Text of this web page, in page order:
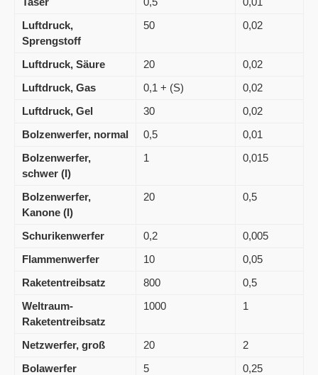
Luftdruck,
Sprengstoff
50 0,02
Luftdruck, Säure 20
0,02
Luftdruck, Gas
0,1 + (S)
0,02
Luftdruck, Gel
30
0,02
Bolzenwerfer, normal
0,5
0,01
Bolzenwerfer,
schwer (I)
1 0,015
Bolzenwerfer,
Kanone (I)
20 0,5
Schurikenwerfer 0,2
0,005
Flammenwerfer
10
0,05
Raketentreibsatz
800
0,5
Weltraum-
Raketentreibsatz
1000 1
Netzwerfer, groß 20
2
Bolawerfer
5
0,25